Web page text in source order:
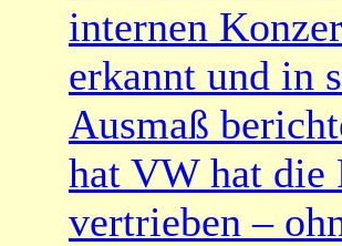
internen
erkannt und in
Ausmaß
hat VW hat die
vertrieben –